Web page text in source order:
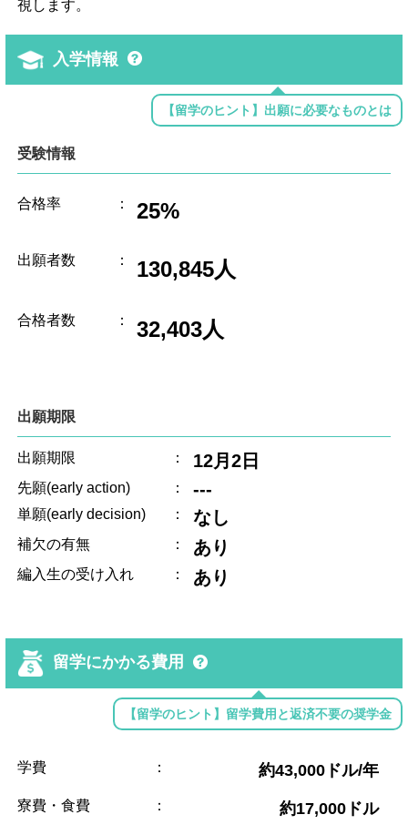
視します。
入学情報
【留学のヒント】出願に必要なものとは
受験情報
合格率 ： 25%
出願者数 ： 130,845人
合格者数 ： 32,403人
出願期限
出願期限 ： 12月2日
先願(early action) ： ---
単願(early decision) ： なし
補欠の有無 ： あり
編入生の受け入れ ： あり
留学にかかる費用
【留学のヒント】留学費用と返済不要の奨学金
学費 ： 約43,000ドル/年
寮費・食費 ： 約17,000ドル